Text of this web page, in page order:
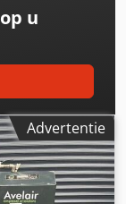
u
Advertentie